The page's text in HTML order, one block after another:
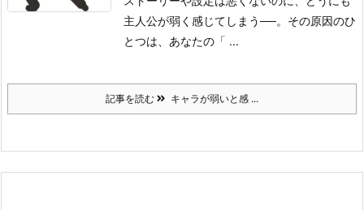
主人公が弱く感じてしまう──。その原因のひ
とつは、あなたの「 ...
記事を読む キャラが弱いと感 ...